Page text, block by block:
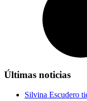
Últimas noticias
Silvina Escudero